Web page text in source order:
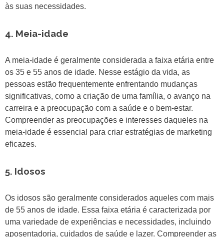
às suas necessidades.
4. Meia-idade
A meia-idade é geralmente considerada a faixa etária entre
os 35 e 55 anos de idade. Nesse estágio da vida, as
pessoas estão frequentemente enfrentando mudanças
significativas, como a criação de uma família, o avanço na
carreira e a preocupação com a saúde e o bem-estar.
Compreender as preocupações e interesses daqueles na
meia-idade é essencial para criar estratégias de marketing
eficazes.
5. Idosos
Os idosos são geralmente considerados aqueles com mais
de 55 anos de idade. Essa faixa etária é caracterizada por
uma variedade de experiências e necessidades, incluindo
aposentadoria, cuidados de saúde e lazer. Compreender as